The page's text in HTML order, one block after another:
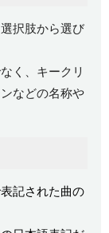
択肢から選び
く、キークリ
などの名称や
記された曲の